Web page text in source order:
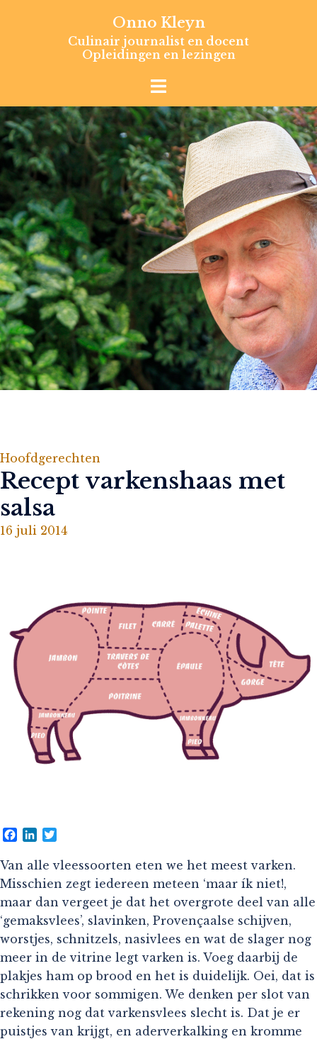
Onno Kleyn
Culinair journalist en docent
Opleidingen en lezingen
Hoofdgerechten
Recept varkenshaas met
salsa
16 juli 2014
Facebook
LinkedIn
Van alle vleessoorten eten we het meest varken.
Misschien zegt iedereen meteen ‘maar ík niet!,
maar dan vergeet je dat het overgrote deel van alle
‘gemaksvlees’, slavinken, Provençaalse schijven,
worstjes, schnitzels, nasivlees en wat de slager nog
meer in de vitrine legt varken is. Voeg daarbij de
plakjes ham op brood en het is duidelijk. Oei, dat is
schrikken voor sommigen. We denken per slot van
rekening nog dat varkensvlees slecht is. Dat je er
puistjes van krijgt, en aderverkalking en kromme